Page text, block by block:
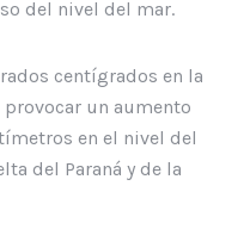
del nivel del mar.
centígrados en la
un aumento
en el nivel del
del Paraná y de la